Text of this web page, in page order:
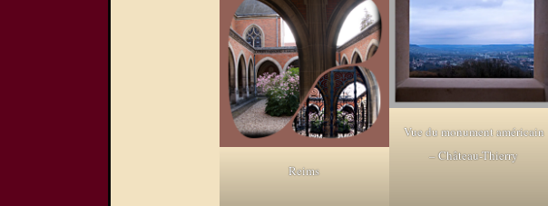
Reims
Vue du monument américain
– Château-Thierry